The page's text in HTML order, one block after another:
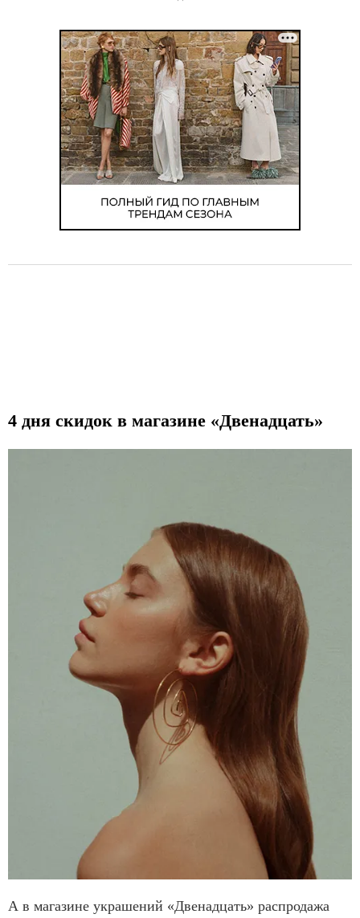
4 дня скидок в магазине «Двенадцать»
А в магазине украшений «Двенадцать» распродажа